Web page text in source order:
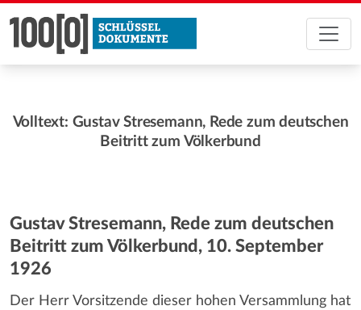
Volltext: Gustav Stresemann, Rede zum deutschen
Beitritt zum Völkerbund
Gustav Stresemann, Rede zum deutschen
Beitritt zum Völkerbund, 10. September
1926
Der Herr Vorsitzende dieser hohen Versammlung hat